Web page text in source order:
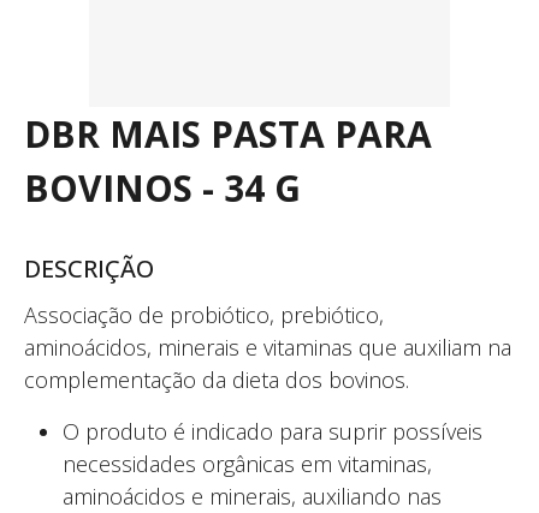
DBR MAIS PASTA PARA
BOVINOS - 34 G
DESCRIÇÃO
Associação de probiótico, prebiótico,
aminoácidos, minerais e vitaminas que auxiliam na
complementação da dieta dos bovinos.
O produto é indicado para suprir possíveis
necessidades orgânicas em vitaminas,
aminoácidos e minerais, auxiliando nas